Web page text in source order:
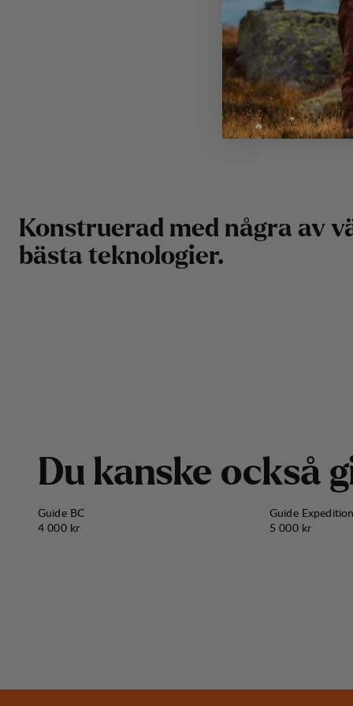
Konstruerad med några av v
bästa teknologier.
Du kanske också g
Guide BC
Pris:
4 000 kr
Guide
Pris:
5 000 kr